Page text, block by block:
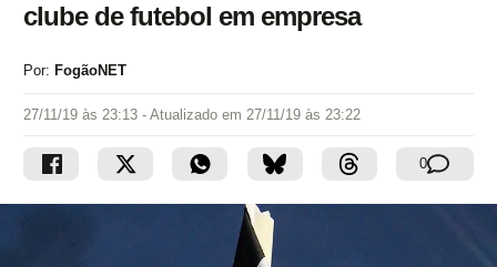
clube de futebol em empresa
Por: FogãoNET
27/11/19 às 23:13 - Atualizado em 27/11/19 às 23:22
0